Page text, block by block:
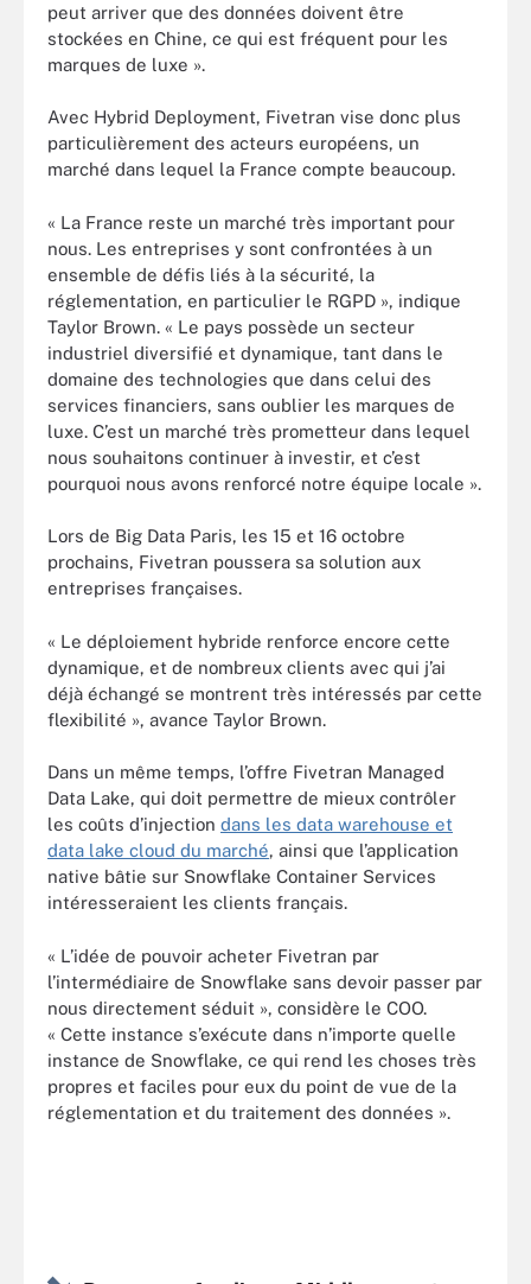
peut arriver que des données doivent être
stockées en Chine, ce qui est fréquent pour les
marques de luxe ».
Avec Hybrid Deployment, Fivetran vise donc plus
particulièrement des acteurs européens, un
marché dans lequel la France compte beaucoup.
« La France reste un marché très important pour
nous. Les entreprises y sont confrontées à un
ensemble de défis liés à la sécurité, la
réglementation, en particulier le RGPD », indique
Taylor Brown. « Le pays possède un secteur
industriel diversifié et dynamique, tant dans le
domaine des technologies que dans celui des
services financiers, sans oublier les marques de
luxe. C’est un marché très prometteur dans lequel
nous souhaitons continuer à investir, et c’est
pourquoi nous avons renforcé notre équipe locale ».
Lors de Big Data Paris, les 15 et 16 octobre
prochains, Fivetran poussera sa solution aux
entreprises françaises.
« Le déploiement hybride renforce encore cette
dynamique, et de nombreux clients avec qui j’ai
déjà échangé se montrent très intéressés par cette
flexibilité », avance Taylor Brown.
Dans un même temps, l’offre Fivetran Managed
Data Lake, qui doit permettre de mieux contrôler
les coûts d’injection dans les data warehouse et
data lake cloud du marché, ainsi que l’application
native bâtie sur Snowflake Container Services
intéresseraient les clients français.
« L’idée de pouvoir acheter Fivetran par
l’intermédiaire de Snowflake sans devoir passer par
nous directement séduit », considère le COO.
« Cette instance s’exécute dans n’importe quelle
instance de Snowflake, ce qui rend les choses très
propres et faciles pour eux du point de vue de la
réglementation et du traitement des données ».